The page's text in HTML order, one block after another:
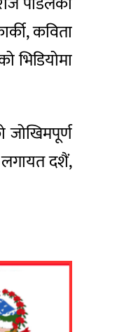
कविता
भिडियोमा
जोखिमपूर्ण
लगायत दशैं,